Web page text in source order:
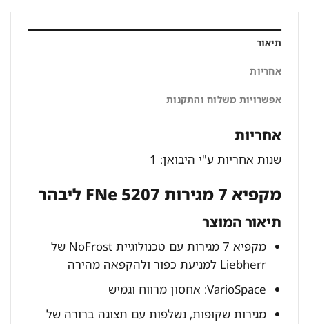
תיאור
אחריות
אפשרויות משלוח והתקנות
אחריות
שנות אחריות ע"י היבואן: 1
מקפיא 7 מגירות FNe 5207 ליבהר
תיאור המוצר
מקפיא 7 מגירות עם טכנולוגיית NoFrost של
Liebherr למניעת כפור ולהקפאה מהירה
VarioSpace: אחסון מרווח וגמיש
מגירות שקופות, נשלפות עם תצוגה ברורה של